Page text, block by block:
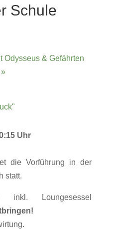
Schule
Odysseus & Gefährten
»
Uhr
die Vorführung in der
statt.
Loungesessel